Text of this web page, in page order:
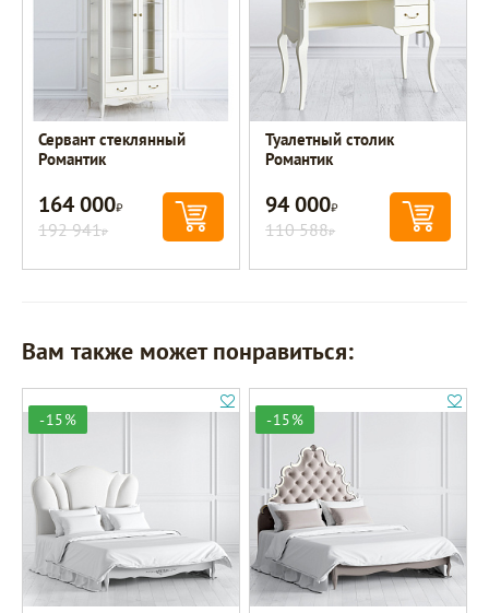
Сервант стеклянный
Романтик
164 000Р
192 941Р
Туалетный столик
Романтик
94 000Р
110 588Р
Вам также может понравиться:
-15% -15%